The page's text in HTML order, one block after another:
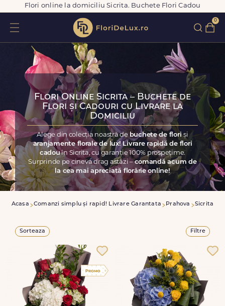
Flori online la domiciliu Sicrita. Buchete Flori Cadou
0
Flori Online Sicrita – Buchete de
Flori și Cadouri cu Livrare la
Domiciliu
Alege din colecția noastră de buchete de floriși
aranjamente florale de lux! Livrare rapidă de flori
cadouîn Sicrita, cu garanție 100% prospețime.
Surprinde pe cineva drag astăzi –comandă acum de
la cea mai apreciată florărie online!
Acasa Comanzi simplu și rapid! Livrare Garantata Prahova Sicrita
Sorteaza Filtre